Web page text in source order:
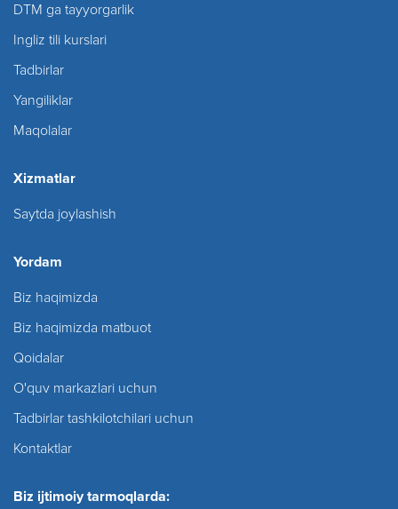
DTM ga tayyorgarlik
Ingliz tili kurslari
Tadbirlar
Yangiliklar
Maqolalar
Xizmatlar
Saytda joylashish
Yordam
Biz haqimizda
Biz haqimizda matbuot
Qoidalar
O'quv markazlari uchun
Tadbirlar tashkilotchilari uchun
Kontaktlar
Biz ijtimoiy tarmoqlarda: